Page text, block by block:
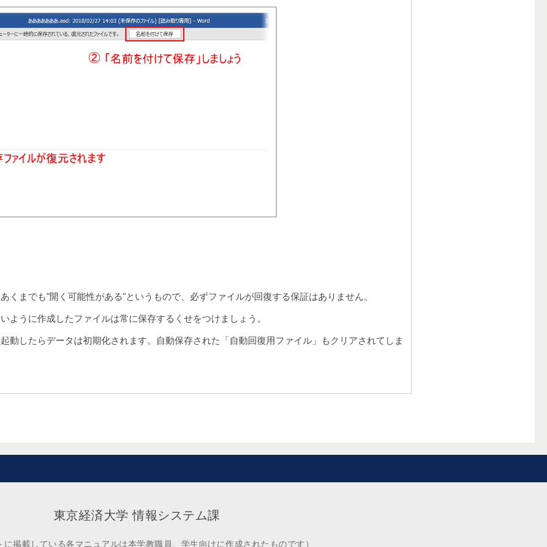
くまでも"開く可能性がある"というもので、必ずファイルが回復する保証はありません。
ように作成したファイルは常に保存するくせをつけましょう。
動したらデータは初期化されます。自動保存された「自動回復用ファイル」もクリアされてしま
東京経済大学 情報システム課
に掲載している各マニュアルは本学教職員、学生向けに作成されたものです）